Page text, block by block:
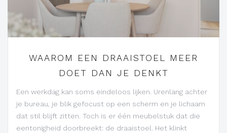
WAAROM EEN DRAAISTOEL MEER
DOET DAN JE DENKT
Een werkdag kan soms eindeloos lijken. Urenlang achter
je bureau, je blik gefocust op een scherm en je lichaam
dat stil blijft zitten. Toch is er één meubelstuk dat die
eentonigheid doorbreekt: de draaistoel. Het klinkt